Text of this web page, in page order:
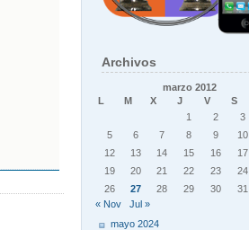
Archivos
marzo 2012
L
M X J V S
1
2 3
5
6 7 8 9 10
12
13 14 15 16 17
19
20 21 22 23 24
26
27 28 29 30
31
« Nov
Jul »
mayo 2024